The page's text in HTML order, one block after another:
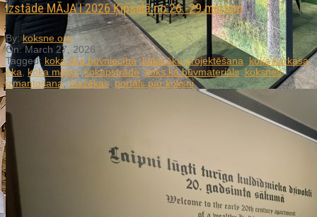
Izstāde MĀJA I 2026 Ķīpsalā no 26.-29.martam
By: koksne.org
On: March 27, 2026
Tagged: koka ēku būvniecība,koka ēku projektēšana
koka karkasa
ēka
koka mājas kokapstrāde koks kā būvmateriāls,koksnes
izmantošana,mazēkas,portāls par koksni